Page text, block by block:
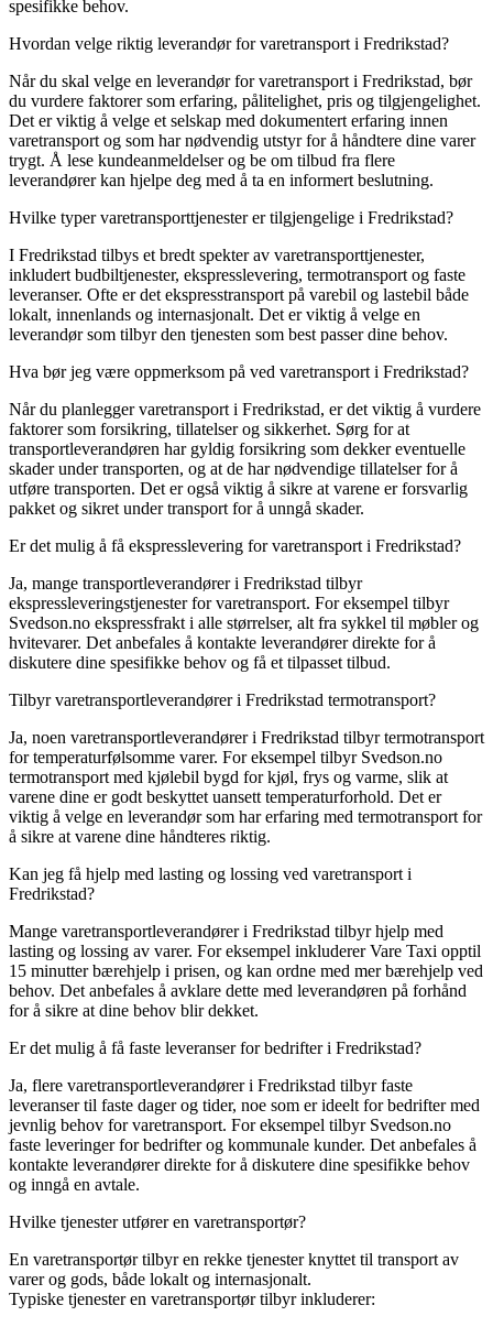
spesifikke behov.
Hvordan velge riktig leverandør for varetransport i Fredrikstad?
Når du skal velge en leverandør for varetransport i Fredrikstad, bør
du vurdere faktorer som erfaring, pålitelighet, pris og tilgjengelighet.
Det er viktig å velge et selskap med dokumentert erfaring innen
varetransport og som har nødvendig utstyr for å håndtere dine varer
trygt. Å lese kundeanmeldelser og be om tilbud fra flere
leverandører kan hjelpe deg med å ta en informert beslutning.
Hvilke typer varetransporttjenester er tilgjengelige i Fredrikstad?
I Fredrikstad tilbys et bredt spekter av varetransporttjenester,
inkludert budbiltjenester, ekspresslevering, termotransport og faste
leveranser. Ofte er det ekspresstransport på varebil og lastebil både
lokalt, innenlands og internasjonalt. Det er viktig å velge en
leverandør som tilbyr den tjenesten som best passer dine behov.
Hva bør jeg være oppmerksom på ved varetransport i Fredrikstad?
Når du planlegger varetransport i Fredrikstad, er det viktig å vurdere
faktorer som forsikring, tillatelser og sikkerhet. Sørg for at
transportleverandøren har gyldig forsikring som dekker eventuelle
skader under transporten, og at de har nødvendige tillatelser for å
utføre transporten. Det er også viktig å sikre at varene er forsvarlig
pakket og sikret under transport for å unngå skader.
Er det mulig å få ekspresslevering for varetransport i Fredrikstad?
Ja, mange transportleverandører i Fredrikstad tilbyr
ekspressleveringstjenester for varetransport. For eksempel tilbyr
Svedson.no ekspressfrakt i alle størrelser, alt fra sykkel til møbler og
hvitevarer. Det anbefales å kontakte leverandører direkte for å
diskutere dine spesifikke behov og få et tilpasset tilbud.
Tilbyr varetransportleverandører i Fredrikstad termotransport?
Ja, noen varetransportleverandører i Fredrikstad tilbyr termotransport
for temperaturfølsomme varer. For eksempel tilbyr Svedson.no
termotransport med kjølebil bygd for kjøl, frys og varme, slik at
varene dine er godt beskyttet uansett temperaturforhold. Det er
viktig å velge en leverandør som har erfaring med termotransport for
å sikre at varene dine håndteres riktig.
Kan jeg få hjelp med lasting og lossing ved varetransport i
Fredrikstad?
Mange varetransportleverandører i Fredrikstad tilbyr hjelp med
lasting og lossing av varer. For eksempel inkluderer Vare Taxi opptil
15 minutter bærehjelp i prisen, og kan ordne med mer bærehjelp ved
behov. Det anbefales å avklare dette med leverandøren på forhånd
for å sikre at dine behov blir dekket.
Er det mulig å få faste leveranser for bedrifter i Fredrikstad?
Ja, flere varetransportleverandører i Fredrikstad tilbyr faste
leveranser til faste dager og tider, noe som er ideelt for bedrifter med
jevnlig behov for varetransport. For eksempel tilbyr Svedson.no
faste leveringer for bedrifter og kommunale kunder. Det anbefales å
kontakte leverandører direkte for å diskutere dine spesifikke behov
og inngå en avtale.
Hvilke tjenester utfører en varetransportør?
En varetransportør tilbyr en rekke tjenester knyttet til transport av
varer og gods, både lokalt og internasjonalt.
Typiske tjenester en varetransportør tilbyr inkluderer: